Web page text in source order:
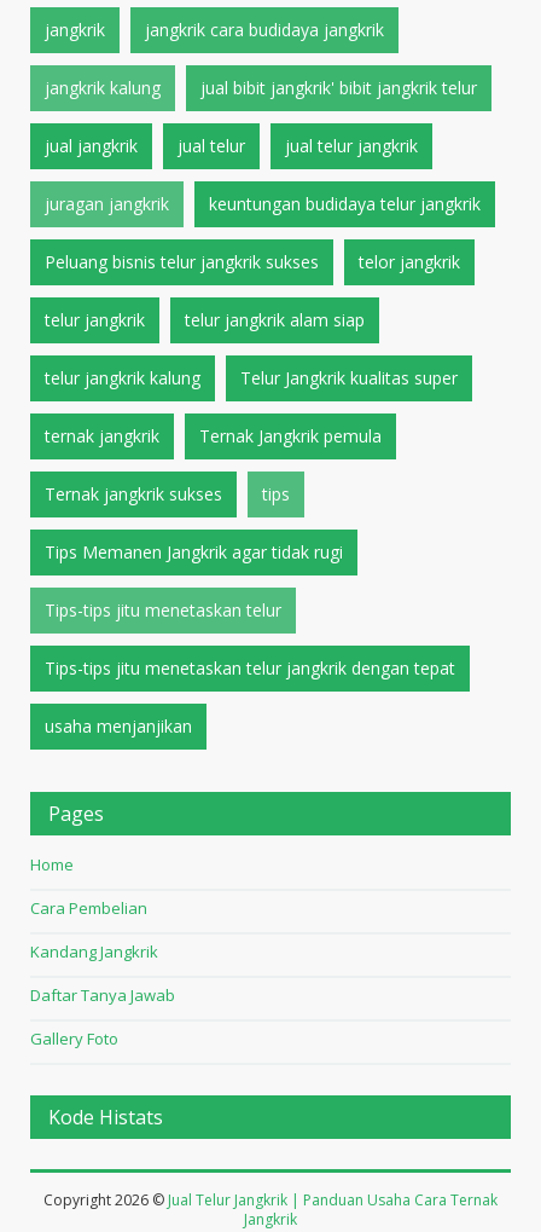
jangkrik jangkrik cara budidaya jangkrik
jangkrik kalung jual bibit jangkrik' bibit jangkrik telur
jual jangkrik jual telur jual telur jangkrik
juragan jangkrik keuntungan budidaya telur jangkrik
Peluang bisnis telur jangkrik sukses telor jangkrik
telur jangkrik telur jangkrik alam siap
telur jangkrik kalung Telur Jangkrik kualitas super
ternak jangkrik Ternak Jangkrik pemula
Ternak jangkrik sukses tips
Tips Memanen Jangkrik agar tidak rugi
Tips-tips jitu menetaskan telur
Tips-tips jitu menetaskan telur jangkrik dengan tepat
usaha menjanjikan
Pages
Home
Cara Pembelian
Kandang Jangkrik
Daftar Tanya Jawab
Gallery Foto
Kode Histats
Copyright2026 © Jual Telur Jangkrik | Panduan Usaha Cara Ternak
Jangkrik